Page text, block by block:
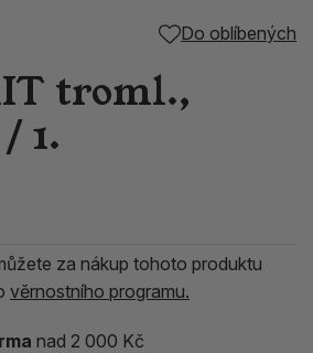
Do oblíbených
troml.,
1.
za nákup tohoto produktu
věrnostního programu.
nad 2 000 Kč